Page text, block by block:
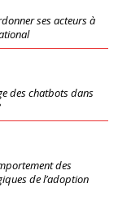
ses acteurs à
des chatbots dans
des
de l’adoption